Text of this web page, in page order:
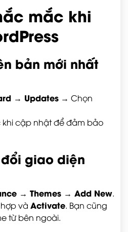
mắc khi
bản mới nhất
→ Updates → Chọn
khi cập nhật để đảm bảo
giao diện
→ Themes → Add New.
và Activate. Bạn cũng
từ bên ngoài.